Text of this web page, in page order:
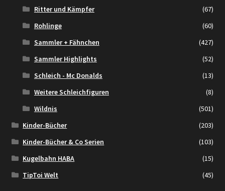
Ritter und Kämpfer
(67)
Rohlinge
(60)
Sammler + Fähnchen
(427)
Sammler Highlights
(52)
Schleich - Mc Donalds
(13)
Weitere Schleichfiguren
(8)
Wildnis
(501)
Kinder-Bücher
(203)
Kinder-Bücher & Co Serien
(103)
Kugelbahn HABA
(15)
TipToi Welt
(45)